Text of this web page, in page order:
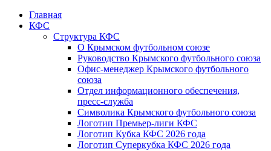
Главная
КФС
Структура КФС
О Крымском футбольном союзе
Руководство Крымского футбольного союза
Офис-менеджер Крымского футбольного
союза
Отдел информационного обеспечения,
пресс-служба
Символика Крымского футбольного союза
Логотип Премьер-лиги КФС
Логотип Кубка КФС 2026 года
Логотип Суперкубка КФС 2026 года